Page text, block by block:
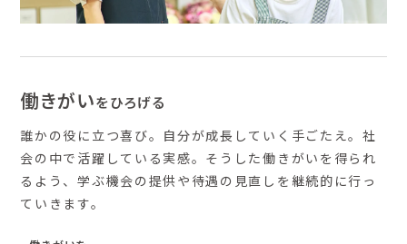
働きがいをひろげる
誰かの役に立つ喜び。自分が成長していく手ごたえ。社
会の中で活躍している実感。そうした働きがいを得られ
るよう、学ぶ機会の提供や待遇の見直しを継続的に行っ
ていきます。